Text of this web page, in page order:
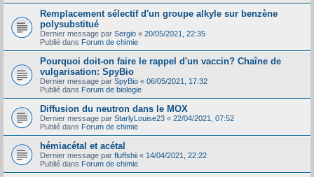
Remplacement sélectif d'un groupe alkyle sur benzène
polysubstitué
Dernier message par Sergio « 20/05/2021, 22:35
Publié dans Forum de chimie
Pourquoi doit-on faire le rappel d'un vaccin? Chaîne de
vulgarisation: SpyBio
Dernier message par SpyBio « 06/05/2021, 17:32
Publié dans Forum de biologie
Diffusion du neutron dans le MOX
Dernier message par StarlyLouise23 « 22/04/2021, 07:52
Publié dans Forum de chimie
hémiacétal et acétal
Dernier message par fluffshii « 14/04/2021, 22:22
Publié dans Forum de chimie